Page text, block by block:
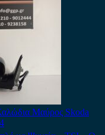
Μαύρος Skoda